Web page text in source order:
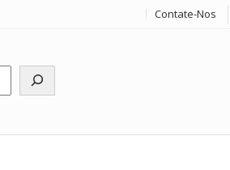
Contate-Nos